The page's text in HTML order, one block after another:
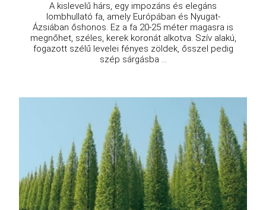
A kislevelű hárs, egy impozáns és elegáns
lombhullató fa, amely Európában és Nyugat-
Ázsiában őshonos. Ez a fa 20-25 méter magasra is
megnőhet, széles, kerek koronát alkotva. Szív alakú,
fogazott szélű levelei fényes zöldek, ősszel pedig
szép sárgásba ...